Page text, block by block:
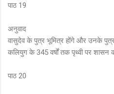
पाठ 19
अनुवाद
वासुदेव के पुत्र भूमित्र होंगे और उनके
कलियुग के 345 वर्षों तक पृथ्वी पर शासन
पाठ 20